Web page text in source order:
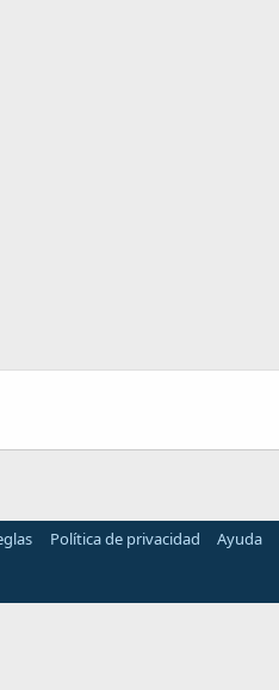
Política de privacidad Ayuda